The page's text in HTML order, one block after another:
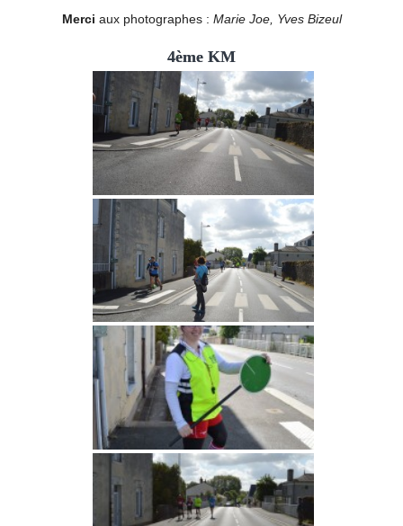
Merci aux photographes : Marie Joe, Yves Bizeul
4ème KM